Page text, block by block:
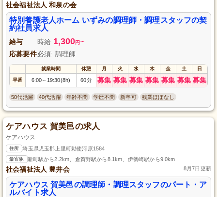
社会福祉法人 和泉の会
特別養護老人ホーム いずみの調理師・調理スタッフの契
約社員求人
給与 時給 1,300円 ~
応募要件必須: 調理師
就業時間 休憩 月 火 水 木 金 土 日
早番 6:00～ 19:30(8h) 60分 募集 募集 募集 募集 募集 募集 募集
50代活躍 40代活躍 年齢不問 学歴不問 新卒可 残業ほぼなし
ケアハウス 賀美邑の求人
ケアハウス
住所 埼玉県児玉郡上里町勅使河原1584
最寄駅 新町駅から2.2km、倉賀野駅から8.1km、伊勢崎駅から9.0km
社会福祉法人 豊井会 8月7日更新
ケアハウス 賀美邑の調理師・調理スタッフのパート・ア
ルバイト求人